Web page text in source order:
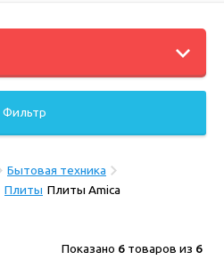
Фильтр
Бытовая техника
Плиты Плиты Amica
Показано 6 товаров из 6